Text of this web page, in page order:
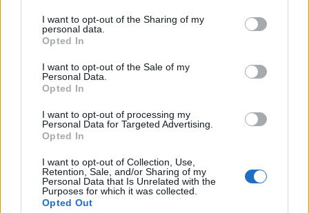
I want to opt-out of the Sharing of my
personal data.
Opted In
I want to opt-out of the Sale of my
Personal Data.
Opted In
I want to opt-out of processing my
Personal Data for Targeted Advertising.
Opted In
I want to opt-out of Collection, Use,
Retention, Sale, and/or Sharing of my
Personal Data that Is Unrelated with the
Purposes for which it was collected.
Opted Out
ruolo degli europei?
GC: Assistiamo ad una fase molto fluida in cui
l’Europa sarà chiamata a svolgere un
creazione di una forza di interposizione formata
dai Paesi europei e anche di contingenti extra-
Nato (dalla Corea del sud alla Cina), capaci di
garantire la credibilità e la legittimità della zona
cuscinetto.